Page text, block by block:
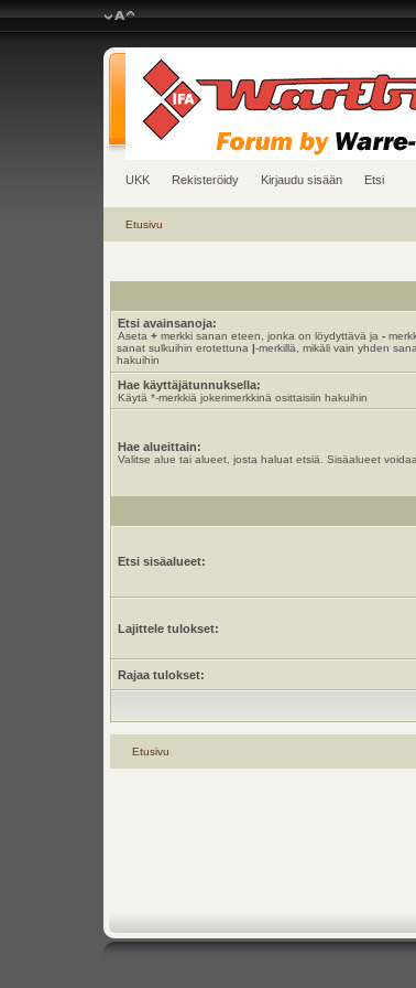
UKK Rekisteröidy Kirjaudu sisään Etsi
Etusivu
Etsi avainsanoja:
Aseta+ merkki sanan eteen, jonka on löydyttävä ja-
sanat sulkuihin erotettuna|-merkillä, mikäli vain yhden
hakuihin
Hae käyttäjätunnuksella:
Käytä *-merkkiä jokerimerkkinä osittaisiin hakuihin
Hae alueittain:
Valitse alue tai alueet, josta haluat etsiä. Sisäalueet
Etsi sisäalueet:
Lajittele tulokset:
Rajaa tulokset:
Etusivu